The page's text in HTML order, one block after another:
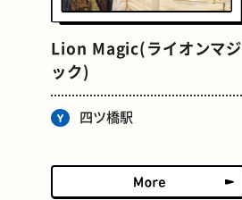
食パン
Lion Magic(ライオンマジ
ック)
四ツ橋駅